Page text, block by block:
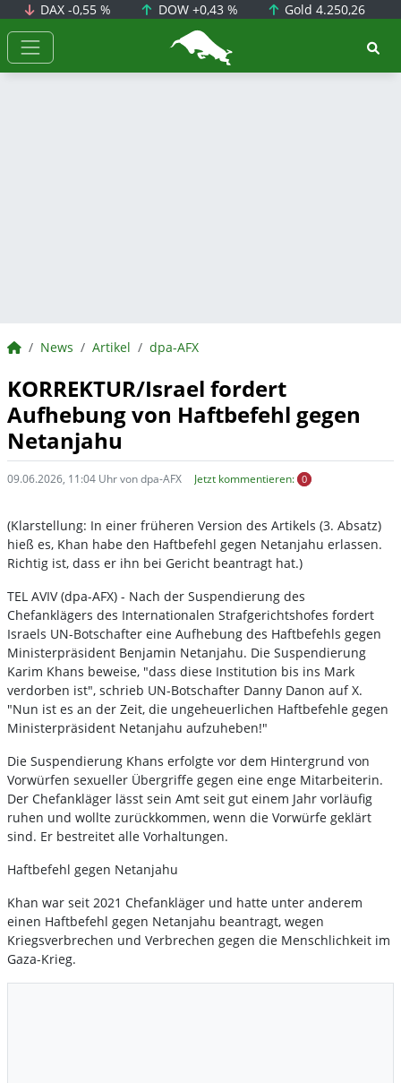
DAX-0,55 % DOW +0,43 % Gold4.250,26
BörsenNEWS.de
BörsenNEWS.de
News Artikel dpa-AFX
KORREKTUR/Israel fordert
Aufhebung von Haftbefehl gegen
Netanjahu
09.06.2026, 11:04 Uhr von dpa-AFX Jetzt kommentieren: 0
(Klarstellung: In einer früheren Version des Artikels (3. Absatz)
hieß es, Khan habe den Haftbefehl gegen Netanjahu erlassen.
Richtig ist, dass er ihn bei Gericht beantragt hat.)
TEL AVIV (dpa-AFX) - Nach der Suspendierung des
Chefanklägers des Internationalen Strafgerichtshofes fordert
Israels UN-Botschafter eine Aufhebung des Haftbefehls gegen
Ministerpräsident Benjamin Netanjahu. Die Suspendierung
Karim Khans beweise, "dass diese Institution bis ins Mark
verdorben ist", schrieb UN-Botschafter Danny Danon auf X.
"Nun ist es an der Zeit, die ungeheuerlichen Haftbefehle gegen
Ministerpräsident Netanjahu aufzuheben!"
Die Suspendierung Khans erfolgte vor dem Hintergrund von
Vorwürfen sexueller Übergriffe gegen eine enge Mitarbeiterin.
Der Chefankläger lässt sein Amt seit gut einem Jahr vorläufig
ruhen und wollte zurückkommen, wenn die Vorwürfe geklärt
sind. Er bestreitet alle Vorhaltungen.
Haftbefehl gegen Netanjahu
Khan war seit 2021 Chefankläger und hatte unter anderem
einen Haftbefehl gegen Netanjahu beantragt, wegen
Kriegsverbrechen und Verbrechen gegen die Menschlichkeit im
Gaza-Krieg.